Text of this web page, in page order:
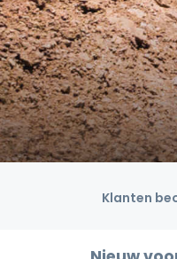
Klanten